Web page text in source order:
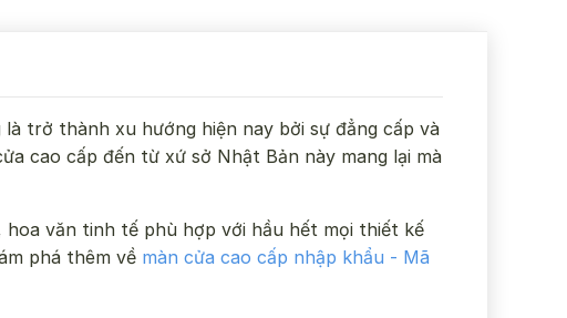
trở thành xu hướng hiện nay bởi sự đẳng cấp và
cao cấp đến từ xứ sở Nhật Bản này mang lại mà
hoa văn tinh tế phù hợp với hầu hết mọi thiết kế
phá thêm về màn cửa cao cấp nhập khẩu - Mã